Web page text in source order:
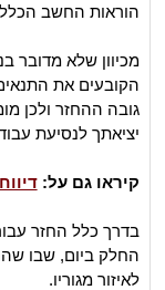
הוראות החשב
מכיוון שלא מדובר
הקובעים את
גובה ההחזר ולכן
יציאתך לנסיעת
קיראו גם על:
בדרך כלל החזר
החלק ביום, שבו
לאיזור מגוריו.